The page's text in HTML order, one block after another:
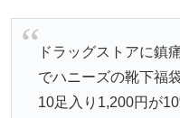
ドラッグストアに鎮
でハニーズの靴下福
10足入り1,200円が